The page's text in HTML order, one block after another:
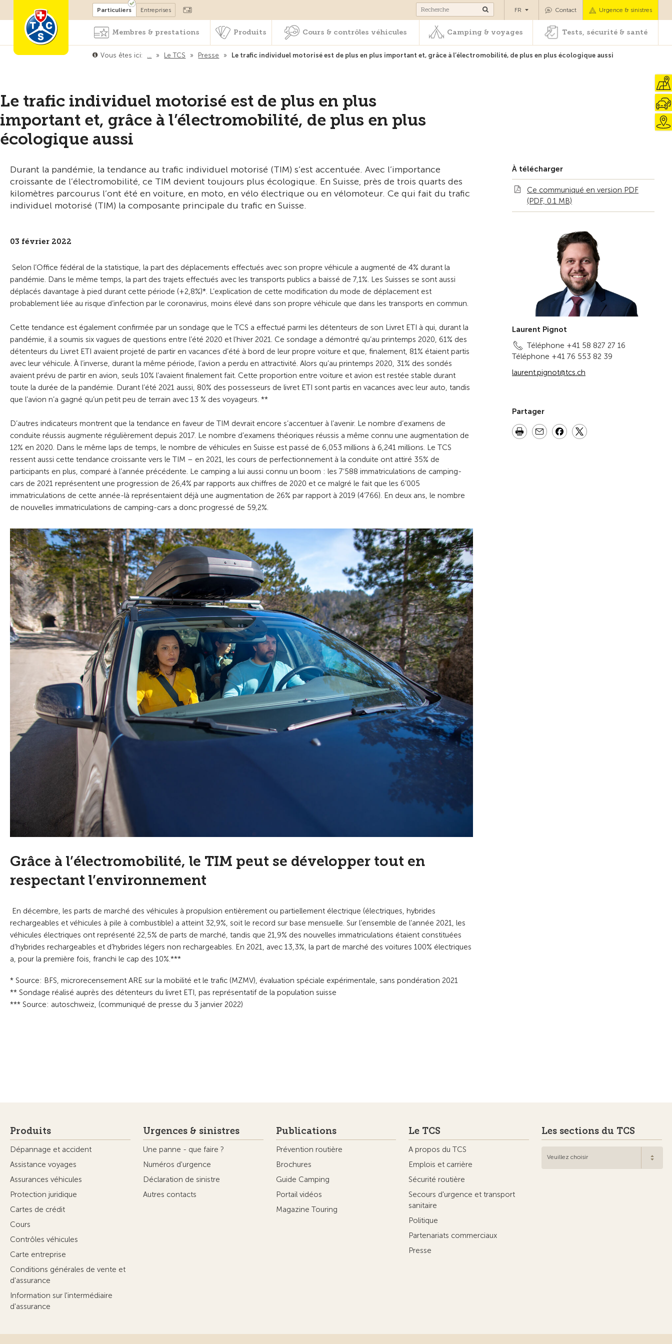
Devenir membre Cours & contrôles véhicules Camping & voyages Tests, sécurité & santé
Particuliers Entreprises Contact Urgence & sinistres
FR
Membres & prestations Produits Cours & contrôles véhicules Camping & voyages Tests, sécurité & santé
Vous êtes ici: … » Le TCS » Presse » Le trafic individuel motorisé est de plus en plus important et, grâce à l’électromobilité, de plus en plus écologique aussi
Le trafic individuel motorisé est de plus en plus
important et, grâce à l’électromobilité, de plus en plus
écologique aussi
Durant la pandémie, la tendance au trafic individuel motorisé (TIM) s’est accentuée. Avec l’importance
croissante de l’électromobilité, ce TIM devient toujours plus écologique. En Suisse, près de trois quarts des
kilomètres parcourus l’ont été en voiture, en moto, en vélo électrique ou en vélomoteur. Ce qui fait du trafic
individuel motorisé (TIM) la composante principale du trafic en Suisse.
03 février 2022
Selon l’Office fédéral de la statistique, la part des déplacements effectués avec son propre véhicule a augmenté de 4% durant la
pandémie. Dans le même temps, la part des trajets effectués avec les transports publics a baissé de 7,1%. Les Suisses se sont aussi
déplacés davantage à pied durant cette période (+2,8%)*. L’explication de cette modification du mode de déplacement est
probablement liée au risque d’infection par le coronavirus, moins élevé dans son propre véhicule que dans les transports en commun.
Cette tendance est également confirmée par un sondage que le TCS a effectué parmi les détenteurs de son Livret ETI à qui, durant la
pandémie, il a soumis six vagues de questions entre l’été 2020 et l’hiver 2021. Ce sondage a démontré qu’au printemps 2020, 61% des
détenteurs du Livret ETI avaient projeté de partir en vacances d’été à bord de leur propre voiture et que, finalement, 81% étaient partis
avec leur véhicule. À l’inverse, durant la même période, l’avion a perdu en attractivité. Alors qu’au printemps 2020, 31% des sondés
avaient prévu de partir en avion, seuls 10% l’avaient finalement fait. Cette proportion entre voiture et avion est restée stable durant
toute la durée de la pandémie. Durant l’été 2021 aussi, 80% des possesseurs de livret ETI sont partis en vacances avec leur auto, tandis
que l’avion n’a gagné qu’un petit peu de terrain avec 13 % des voyageurs. **
D’autres indicateurs montrent que la tendance en faveur de TIM devrait encore s’accentuer à l’avenir. Le nombre d’examens de
conduite réussis augmente régulièrement depuis 2017. Le nombre d’examens théoriques réussis a même connu une augmentation de
12% en 2020. Dans le même laps de temps, le nombre de véhicules en Suisse est passé de 6,053 millions à 6,241 millions. Le TCS
ressent aussi cette tendance croissante vers le TIM – en 2021, les cours de perfectionnement à la conduite ont attiré 35% de
participants en plus, comparé à l’année précédente. Le camping a lui aussi connu un boom : les 7‘588 immatriculations de camping-
cars de 2021 représentent une progression de 26,4% par rapports aux chiffres de 2020 et ce malgré le fait que les 6‘005
immatriculations de cette année-là représentaient déjà une augmentation de 26% par rapport à 2019 (4‘766). En deux ans, le nombre
de nouvelles immatriculations de camping-cars a donc progressé de 59,2%.
Grâce à l’électromobilité, le TIM peut se développer tout en
respectant l’environnement
En décembre, les parts de marché des véhicules à propulsion entièrement ou partiellement électrique (électriques, hybrides
rechargeables et véhicules à pile à combustible) a atteint 32,9%, soit le record sur base mensuelle. Sur l’ensemble de l’année 2021, les
véhicules électriques ont représenté 22,5% de parts de marché, tandis que 21,9% des nouvelles immatriculations étaient constituées
d’hybrides rechargeables et d’hybrides légers non rechargeables. En 2021, avec 13,3%, la part de marché des voitures 100% électriques
a, pour la première fois, franchi le cap des 10%.***
* Source: BFS, microrecensement ARE sur la mobilité et le trafic (MZMV), évaluation spéciale expérimentale, sans pondération 2021
** Sondage réalisé auprès des détenteurs du livret ETI, pas représentatif de la population suisse
*** Source: autoschweiz, (communiqué de presse du 3 janvier 2022)
À télécharger
Ce communiqué en version PDF
(PDF, 0.1 MB)
Laurent Pignot
Téléphone +41 58 827 27 16
Téléphone +41 76 553 82 39
laurent.pignot@tcs.ch
Partager
Produits
Dépannage et accident
Assistance voyages
Assurances véhicules
Protection juridique
Cartes de crédit
Cours
Contrôles véhicules
Carte entreprise
Conditions générales de vente et
d'assurance
Information sur l'intermédiaire
d'assurance
Urgences & sinistres
Une panne - que faire ?
Numéros d'urgence
Déclaration de sinistre
Autres contacts
Publications
Prévention routière
Brochures
Guide Camping
Portail vidéos
Magazine Touring
Le TCS
A propos du TCS
Emplois et carrière
Sécurité routière
Secours d'urgence et transport
sanitaire
Politique
Partenariats commerciaux
Presse
Les sections du TCS
Veuillez choisir